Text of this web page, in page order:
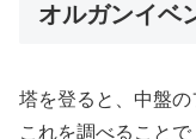
オルガンイベ
塔を登ると、中盤の
これを調べること